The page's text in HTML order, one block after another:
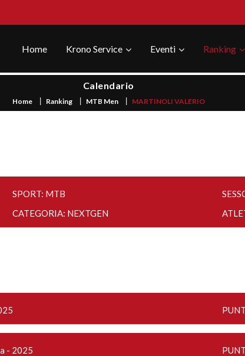
Home Krono Service Eventi Ranking
Calendario
Home Ranking MTB Men MARTINOLI VALERIO
SPORT: MTB
CATEGORIA: NEXTGEN
- 2025